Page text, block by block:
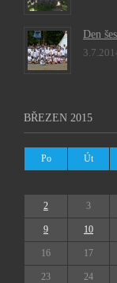
Den
BŘEZEN 2015
Po Út
2 3
9 10
16 17
23 24